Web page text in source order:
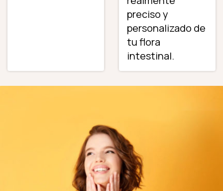
preciso y
personalizado de
tu flora
intestinal.